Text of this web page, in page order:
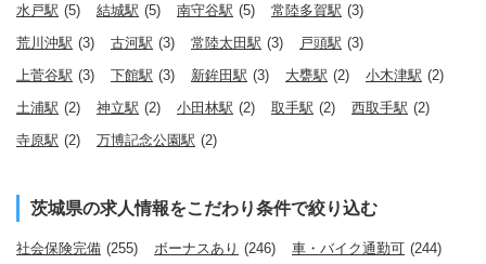
水戸駅 (5) 結城駅 (5) 南守谷駅 (5) 常陸多賀駅 (3)
荒川沖駅 (3) 古河駅 (3) 常陸太田駅 (3) 戸頭駅 (3)
上菅谷駅 (3) 下館駅 (3) 新鉾田駅 (3) 大甕駅 (2) 小木津駅 (2)
土浦駅 (2) 神立駅 (2) 小田林駅 (2) 取手駅 (2) 西取手駅 (2)
寺原駅 (2) 万博記念公園駅 (2)
茨城県の求人情報をこだわり条件で絞り込む
社会保険完備 (255) ボーナスあり (246) 車・バイク通勤可 (244)